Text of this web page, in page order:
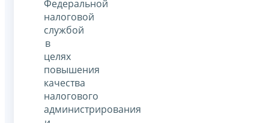
Федеральной
налоговой
службой
в
целях
повышения
качества
налогового
администрирования